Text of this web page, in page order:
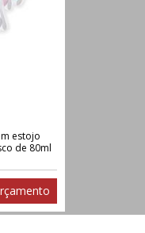
estojo
de 80ml